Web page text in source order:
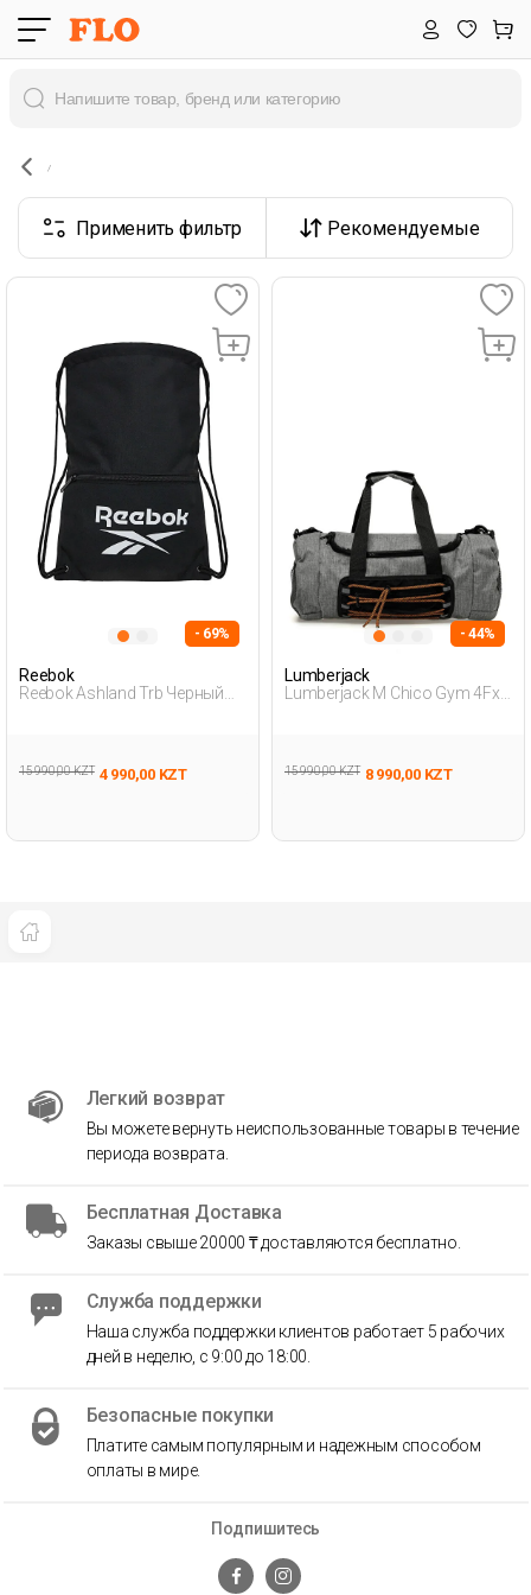
Применить фильтр Рекомендуемые
- 69%
Reebok
Reebok Ashland Trb Черный
15 990,00 KZT 4 990,00 KZT
- 44%
Lumberjack
Lumberjack M Chico Gym 4Fx
15 990,00 KZT 8 990,00 KZT
Подпишитесь
Легкий возврат
Вы можете вернуть неиспользованные товары в течение
периода возврата.
Бесплатная Доставка
Заказы свыше 20000 ₸ доставляются бесплатно.
Служба поддержки
Наша служба поддержки клиентов работает 5 рабочих
дней в неделю, с 9:00 до 18:00.
Безопасные покупки
Платите самым популярным и надежным способом
оплаты в мире.